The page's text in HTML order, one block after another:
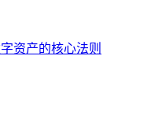
资产的核心法则